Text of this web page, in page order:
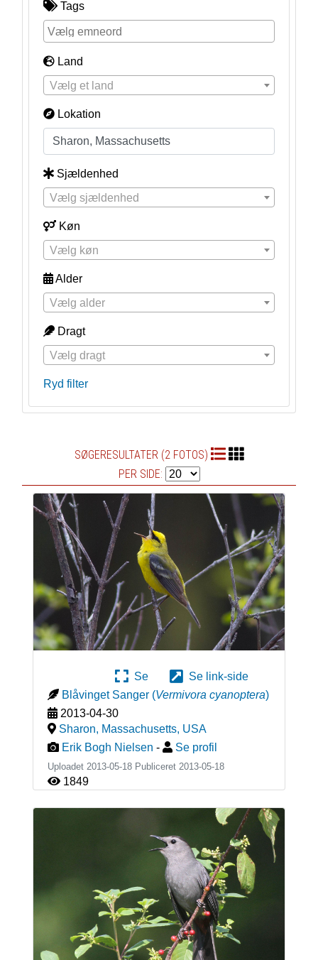
Tags
Land
Vælg et land
Lokation
Sjældenhed
Vælg sjældenhed
Køn
Vælg køn
Alder
Vælg alder
Dragt
Vælg dragt
Ryd filter
SØGERESULTATER (2 FOTOS)
PER SIDE:
Se
Se link-side
Blåvinget Sanger (Vermivora cyanoptera)
2013-04-30
Sharon, Massachusetts, USA
Erik Bogh Nielsen - Se profil
Uploadet 2013-05-18 Publiceret 2013-05-18
1849